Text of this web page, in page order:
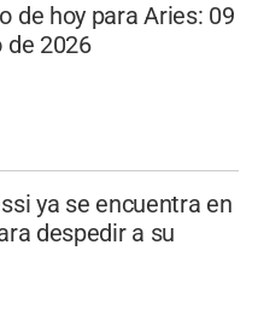
de hoy para Aries: 09
de 2026
ya se encuentra en
despedir a su